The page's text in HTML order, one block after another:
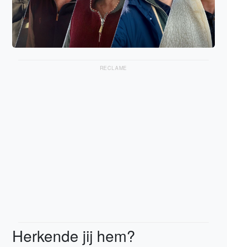
RECLAME
Herkende jij hem?